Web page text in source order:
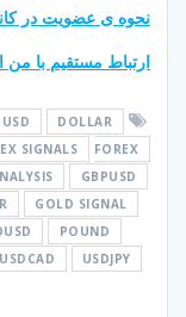
نحوه ی عضویت در
ارتباط مستقیم با من
DOLLAR
SIGNALS
FOREX
GBPUSD
GOLD SIGNAL
POUND
USDCAD
USDJPY